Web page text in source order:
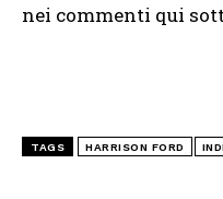
nei commenti qui
TAGS HARRISON FORD